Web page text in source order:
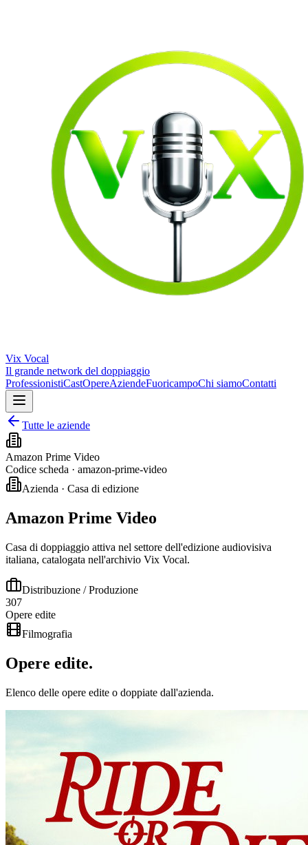
Vix Vocal
Il grande network del doppiaggio
ProfessionistiCastOpereAziendeFuoricampoChi siamoContatti
Tutte le aziende
Amazon Prime Video
Codice scheda · amazon-prime-video
Azienda · Casa di edizione
Amazon Prime Video
Casa di doppiaggio attiva nel settore dell'edizione audiovisiva
italiana, catalogata nell'archivio Vix Vocal.
Distribuzione / Produzione
307
Opere edite
Filmografia
Opere edite.
Elenco delle opere edite o doppiate dall'azienda.